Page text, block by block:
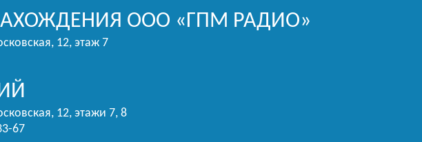
ООО «ГПМ РАДИО»
12, этаж 7
12, этажи 7, 8
67